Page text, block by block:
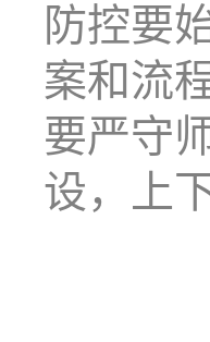
防控要
案和流
要严守
设，上